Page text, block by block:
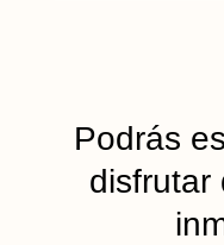
Podrás
disfrutar